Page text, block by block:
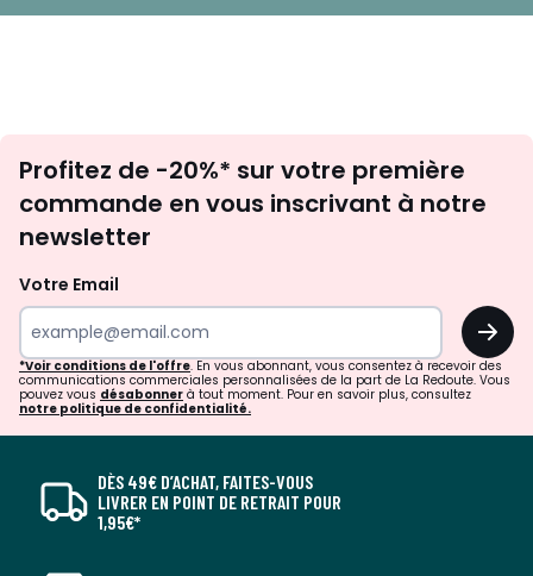
newsletter
Profitez de -20%* sur votre première
commande en vous inscrivant à notre
newsletter
Votre Email
OK
*Voir conditions de l'offre. En vous abonnant, vous consentez à recevoir des
communications commerciales personnalisées de la part de La Redoute. Vous
pouvez vous désabonner à tout moment. Pour en savoir plus, consultez
notre politique de confidentialité.
DÈS 49€ D’ACHAT, FAITES-VOUS
LIVRER EN POINT DE RETRAIT POUR
1,95€*